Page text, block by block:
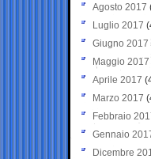
Agosto 2017
Luglio 2017
Giugno 2017
Maggio 2017
Aprile 2017
Marzo 2017
Febbraio
Gennaio
Dicembre